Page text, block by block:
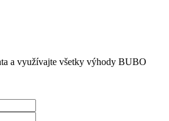
a využívajte všetky výhody BUBO